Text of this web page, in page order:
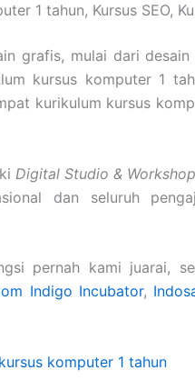
1 tahun, Kursus SEO,
grafis, mulai dari
kursus komputer 1
kurikulum kursus
Digital Studio & Workshop
dan seluruh
pernah kami juarai,
Indigo Incubator,